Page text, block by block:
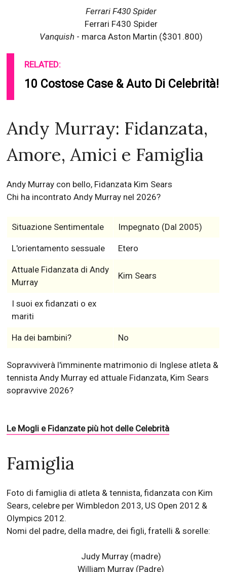
Ferrari F430 Spider
Ferrari F430 Spider
Vanquish - marca Aston Martin ($301.800)
RELATED:
10 Costose Case & Auto Di Celebrità!
Andy Murray: Fidanzata,
Amore, Amici e Famiglia
Andy Murray con bello, Fidanzata Kim Sears
Chi ha incontrato Andy Murray nel 2026?
Situazione Sentimentale Impegnato (Dal 2005)
L'orientamento sessuale Etero
Attuale Fidanzata di Andy
Murray
Kim Sears
I suoi ex fidanzati o ex
mariti
Ha dei bambini? No
Sopravviverà l'imminente matrimonio di Inglese atleta &
tennista Andy Murray ed attuale Fidanzata, Kim Sears
sopravvive 2026?
Le Mogli e Fidanzate più hot delle Celebrità
Famiglia
Foto di famiglia di atleta & tennista, fidanzata con Kim
Sears, celebre per Wimbledon 2013, US Open 2012 &
Olympics 2012.
Nomi del padre, della madre, dei figli, fratelli & sorelle:
Judy Murray(madre)
William Murray (Padre)